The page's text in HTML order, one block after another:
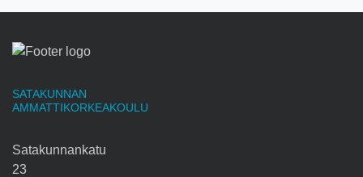
SATAKUNNAN
AMMATTIKORKEAKOULU
Satakunnankatu
23